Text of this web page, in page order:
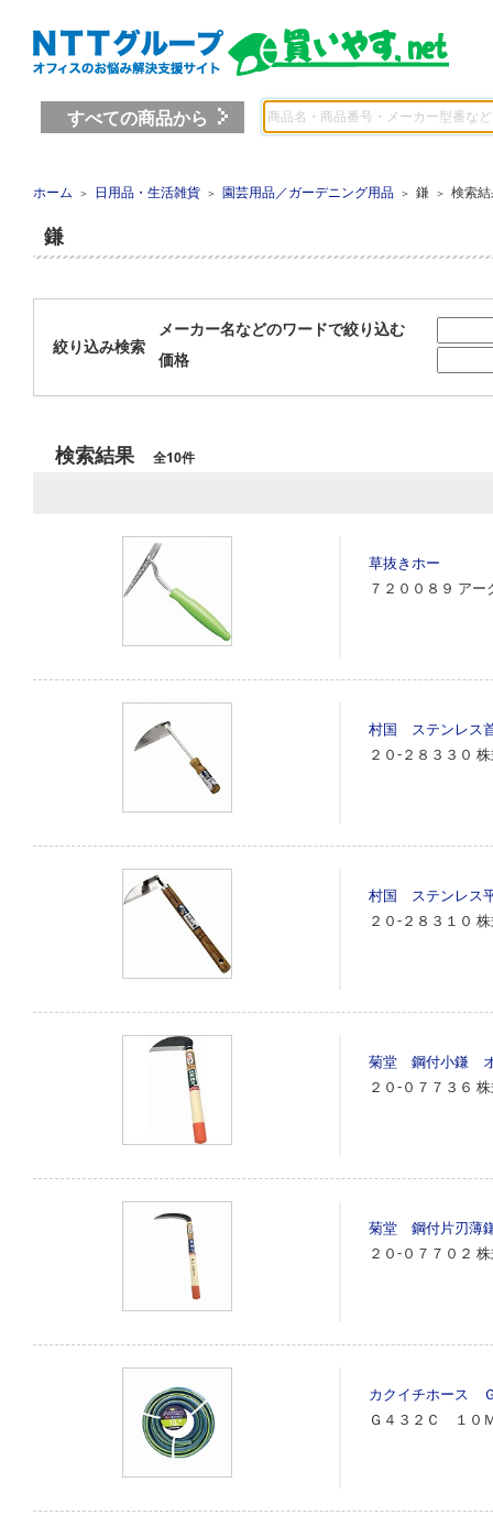
すべての商品から
ホーム ＞ 日用品・生活雑貨 ＞ 園芸用品／ガーデニング用品 ＞ 鎌 ＞ 検索
鎌
絞り込み検索
メーカー名などのワードで絞り込む
価格
検索結果 全10件
草抜きホー
７２００８９ アー
村国 ステンレス
２０‐２８３３０
村国 ステンレス
２０‐２８３１０
菊堂 鋼付小鎌
２０‐０７７３６
菊堂 鋼付片刃薄
２０‐０７７０２
カクイチホース
Ｇ４３２Ｃ １０